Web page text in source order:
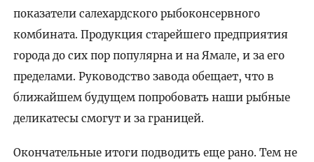
показатели салехардского рыбоконсервного
комбината. Продукция старейшего предприятия
города до сих пор популярна и на Ямале, и за его
пределами. Руководство завода обещает, что в
ближайшем будущем попробовать наши рыбные
деликатесы смогут и за границей.
Окончательные итоги подводить еще рано. Тем не